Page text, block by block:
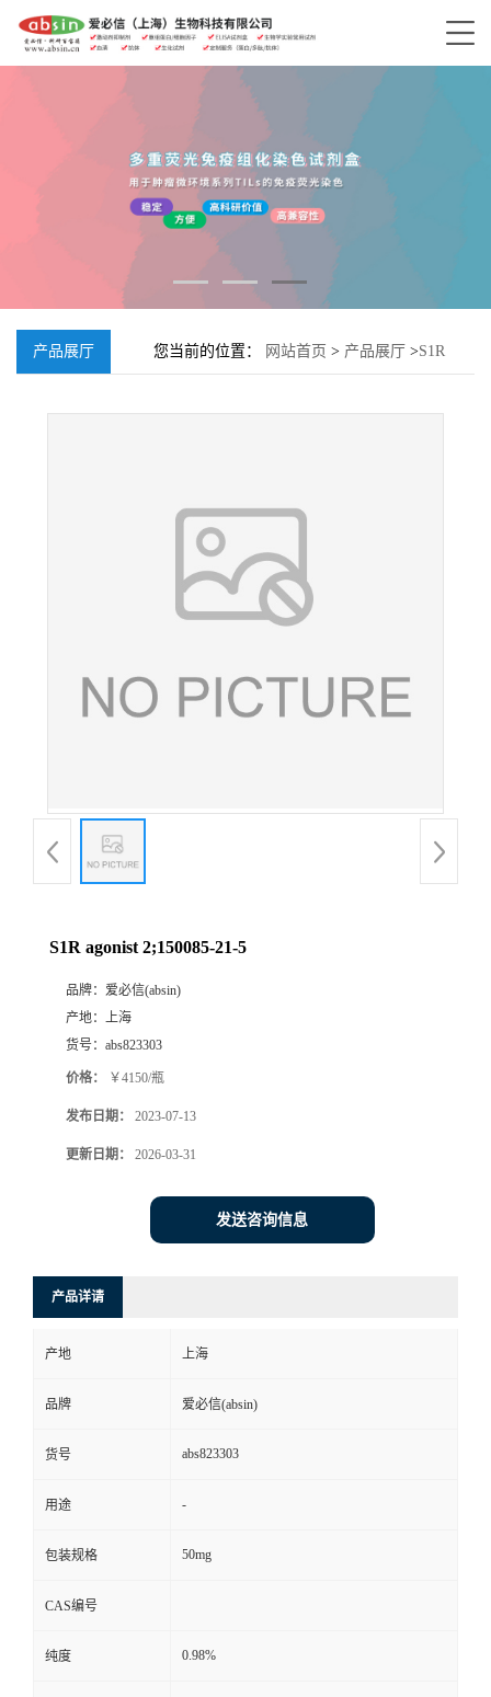
产品展厅 您当前的位置： 网站首页 > 产品展厅 >S1R
S1R agonist 2;150085-21-5
品牌： 爱必信(absin)
产地： 上海
货号： abs823303
价格： ￥4150/瓶
发布日期： 2023-07-13
更新日期： 2026-03-31
发送咨询信息
产品详请
产地 上海
品牌 爱必信(absin)
货号 abs823303
用途 -
包装规格 50mg
CAS编号
纯度 0.98%